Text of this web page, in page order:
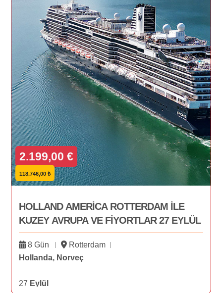
2.199,00 €
118.746,00 ₺
HOLLAND AMERİCA ROTTERDAM İLE
KUZEY AVRUPA VE FİYORTLAR 27 EYLÜL
8 Gün
Rotterdam
Hollanda, Norveç
27 Eylül